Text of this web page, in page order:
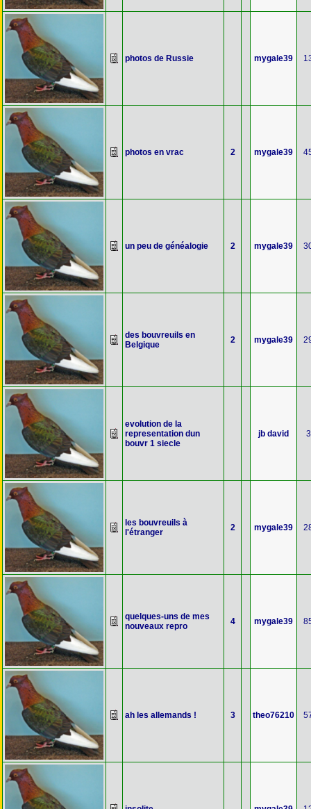
photos de Russie mygale39
photos en vrac 2 mygale39
un peu de généalogie 2 mygale39
des bouvreuils en
Belgique
2 mygale39
evolution de la
representation dun
bouvr 1 siecle
jb david 3
les bouvreuils à
l'étranger
2 mygale39
quelques-uns de mes
nouveaux repro
4 mygale39
ah les allemands ! 3 theo76210